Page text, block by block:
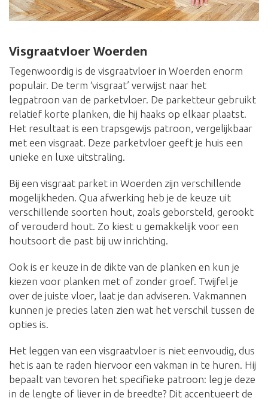
Visgraatvloer Woerden
Tegenwoordig is de visgraatvloer in Woerden enorm
populair. De term ‘visgraat’ verwijst naar het
legpatroon van de parketvloer. De parketteur gebruikt
relatief korte planken, die hij haaks op elkaar plaatst.
Het resultaat is een trapsgewijs patroon, vergelijkbaar
met een visgraat. Deze parketvloer geeft je huis een
unieke en luxe uitstraling.
Bij een visgraat parket in Woerden zijn verschillende
mogelijkheden. Qua afwerking heb je de keuze uit
verschillende soorten hout, zoals geborsteld, gerookt
of verouderd hout. Zo kiest u gemakkelijk voor een
houtsoort die past bij uw inrichting.
Ook is er keuze in de dikte van de planken en kun je
kiezen voor planken met of zonder groef. Twijfel je
over de juiste vloer, laat je dan adviseren. Vakmannen
kunnen je precies laten zien wat het verschil tussen de
opties is.
Het leggen van een visgraatvloer is niet eenvoudig, dus
het is aan te raden hiervoor een vakman in te huren. Hij
bepaalt van tevoren het specifieke patroon: leg je deze
in de lengte of liever in de breedte? Dit accentueert de